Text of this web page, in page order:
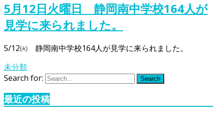
5月12日火曜日 静岡南中学校164人が
見学に来られました。
5/12㈫ 静岡南中学校164人が見学に来られました。
未分類
Search for:
Search
最近の投稿